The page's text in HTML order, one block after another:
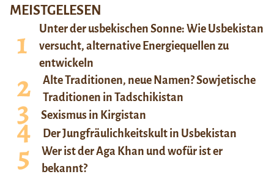
MEISTGELESEN
Unter der usbekischen Sonne: Wie Usbekistan
versucht, alternative Energiequellen zu
entwickeln
Alte Traditionen, neue Namen? Sowjetische
Traditionen in Tadschikistan
Sexismus in Kirgistan
Der Jungfräulichkeitskult in Usbekistan
Wer ist der Aga Khan und wofür ist er
bekannt?